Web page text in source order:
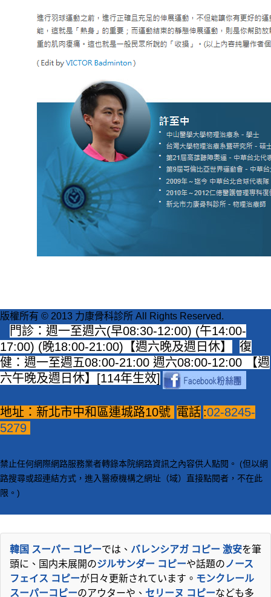
版權所有 © 2013 力康骨科診所 All Rights Reserved.
門診：週一至週六(早08:30-12:00) (午14:00-
17:00) (晚18:00-21:00)【週六晚及週日休】
復
健：週一至週五08:00-21:00 週六08:00-12:00 【週
六午晚及週日休】[114年生效]
地址：新北市中和區連城路10號 電話 :02-8245-
5279
禁止任何網際網路服務業者轉錄本院網路資訊之內容供人點閱。 (但以網
路搜尋或超連結方式，進入醫療機構之網址（域）直接點閱者，不在此
限。)
韓国 スーパー コピーでは、 バレンシアガ コピー 激安を筆
頭に、国内未展開のジルサンダー コピーや話題のノース
フェイス コピーが日々更新されています。 モンクレール
スーパーコピーのアウターや、 セリーヌ コピーなども多